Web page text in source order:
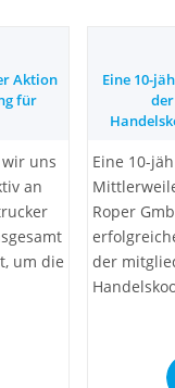
Aktion
für
uns
an
um die
Eine 10-
Eine 10-
Roper
der